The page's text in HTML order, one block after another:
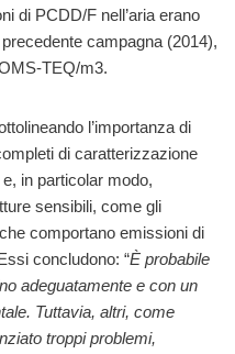
di PCDD/F nell’aria erano
campagna (2014),
TEQ/m3.
l’importanza di
di caratterizzazione
in particolar modo,
sensibili, come gli
comportano emissioni di
concludono: “È probabile
adeguatamente e con un
Tuttavia, altri, come
troppi problemi,